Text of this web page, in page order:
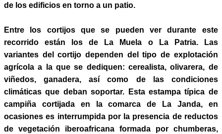
de los edificios en torno a un patio.
Entre los cortijos que se pueden ver durante este
recorrido están los de La
Muela o La Patria. Las
variantes del cortijo dependen del tipo de explotación
agrícola a la que se dediquen: cerealista, olivarera, de
viñedos, ganadera, asícomo de las condiciones
climáticas que deban soportar. Esta estampa típica de
campiña cortijada en la comarca de La Janda, en
ocasiones es interrumpida por la presencia de reductos
de vegetación iberoafricana formada por chumberas,